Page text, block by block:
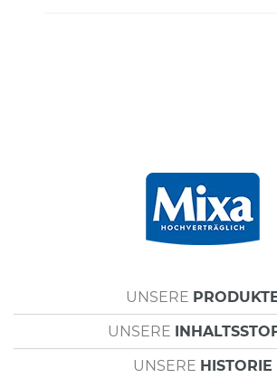
UNSERE
• ALLZWECKCREMES
UNSERE
• PANTHENOL
UNSERE HISTORIE